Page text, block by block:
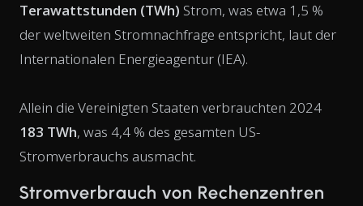
Terawattstunden (TWh) Strom, was etwa 1,5 %
der weltweiten Stromnachfrage entspricht, laut der
Internationalen Energieagentur (IEA).
Allein die Vereinigten Staaten verbrauchten 2024
183 TWh, was 4,4 % des gesamten US-
Stromverbrauchs ausmacht.
Stromverbrauch von Rechenzentren